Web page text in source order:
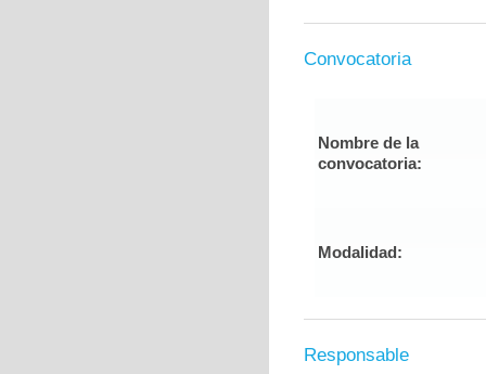
Convocatoria
Nombre de la
convocatoria:
Modalidad:
Responsable